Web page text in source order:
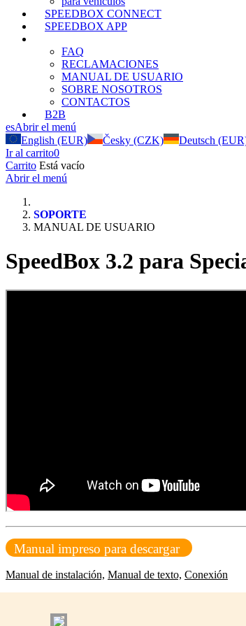
SPEEDBOX CONNECT
SPEEDBOX APP
FAQ
RECLAMACIONES
MANUAL DE USUARIO
SOBRE NOSOTROS
CONTACTOS
B2B
esAbrir el menú
English (EUR)
Česky (CZK) Deutsch
Ir al carrito0
Carrito Está vacío
Abrir el menú
SOPORTE
MANUAL DE USUARIO
SpeedBox 3.2 para
Manual impreso para descargar
Manual de instalación, Manual de texto, Conexión